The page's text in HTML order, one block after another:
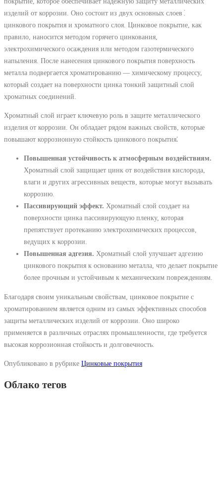
изделий от коррозии. Оно состоит из двух основных слоев⁚
цинкового покрытия и хроматного слоя. Цинковое покрытие, как
правило, наносится методом горячего цинкования,
электрохимического осаждения или методом газотермического
напыления. После нанесения цинкового покрытия поверхность
металла подвергается хроматированию ― химическому процессу,
который создает на поверхности цинка тонкий защитный слой
хроматных соединений.
Хроматный слой играет ключевую роль в защите металлического
изделия от коррозии. Он обладает рядом важных свойств, которые
повышают коррозионную стойкость цинкового покрытия⁚
Повышенная устойчивость к атмосферным воздействиям.
Хроматный слой защищает цинк от воздействия кислорода,
влаги и других агрессивных веществ, которые могут вызывать
коррозию.
Пассивирующий эффект. Хроматный слой создает на
поверхности цинка пассивирующую пленку, которая
препятствует протеканию электрохимических процессов,
ведущих к коррозии.
Повышенная адгезия. Хроматный слой улучшает адгезию
цинкового покрытия к основанию металла, что делает покрытие
более прочным и устойчивым к механическим повреждениям.
Благодаря своим уникальным свойствам, цинковое покрытие с
хроматированием является одним из самых эффективных способов
защиты металлических изделий от коррозии. Оно широко
применяется в различных отраслях промышленности, где требуется
высокая коррозионная стойкость и долговечность.
Опубликовано в рубрике Цинковые покрытия
Облако тегов